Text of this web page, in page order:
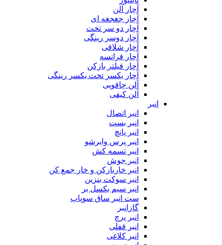
آچار آلن
آچار جغجغه ای
آچار دو سر تخت
آچار دوسر رینگی
آچار شلاقی
آچار فرانسه
آچار فیلتر بازکن
آچار یکسر تخت یکسر رینگی
آلن چاقویی
آلن کیفی
انبر
انبر اتصال
انبر بست
انبر پانچ
انبر پرس وایرشو
انبر تسمه کش
انبر جوش
انبر خاربازکن و خار جمع کن
انبر سوکت بنزین
انبر سیم بکسل بر
ست انبر ساق سوپاپ
گازانبر
انبر پرچ
انبر قفلی
انبر کلاغی